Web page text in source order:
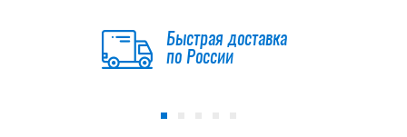
Быстрая доставка
по России